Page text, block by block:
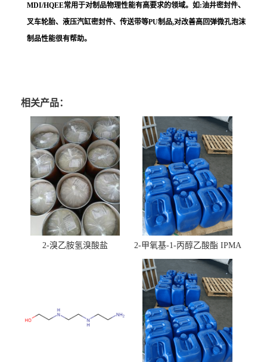
MDI/HQEE常用于对制品物理性能有高要求的领域。如:油井密封件、
叉车轮胎、液压汽缸密封件、传送带等PU制品,对改善高回弹微孔泡沫
制品性能很有帮助。
相关产品：
2-溴乙胺氢溴酸盐 2-甲氧基-1-丙醇乙酸酯 IPMA